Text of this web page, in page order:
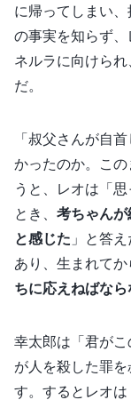
に帰ってしまい
の事実を知らず
ネルラに向けら
だ。
「叔父さんが自
かったのか。こ
うと、レオは「
とき、 考ちゃん
と感じた 」と答
あり、生まれてか
ちに応えねばな
幸太郎は「君が
が人を殺した罪
す。するとレオ